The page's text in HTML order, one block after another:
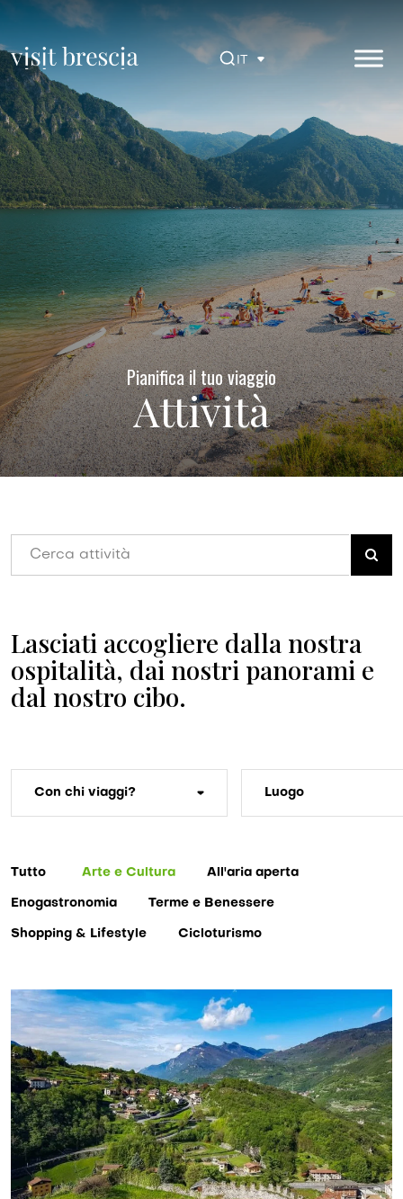
contenuto
principale
Visit Brescia
IT
Pianifica il tuo viaggio
Attività
Lasciati accogliere dalla nostra
ospitalità, dai nostri panorami e
dal nostro cibo.
Tutto Arte e Cultura All'aria aperta
Enogastronomia Terme e Benessere
Shopping & Lifestyle Cicloturismo